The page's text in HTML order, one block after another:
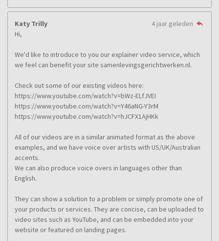
Katy Trilly
4 jaar geleden
Hi,
We'd like to introduce to you our explainer video service, which
we feel can benefit your site samenlevingsgerichtwerken.nl.
Check out some of our existing videos here:
https://www.youtube.com/watch?v=bWz-ELfJVEI
https://www.youtube.com/watch?v=Y46aNG-Y3rM
https://www.youtube.com/watch?v=hJCFX1AjHKk
All of our videos are in a similar animated format as the above
examples, and we have voice over artists with US/UK/Australian
accents.
We can also produce voice overs in languages other than
English.
They can show a solution to a problem or simply promote one of
your products or services. They are concise, can be uploaded to
video sites such as YouTube, and can be embedded into your
website or featured on landing pages.